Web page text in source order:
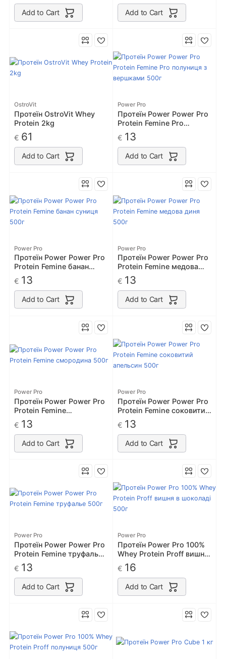
Add to Cart Add to Cart
OstroVit
Протеїн OstroVit Whey
Protein 2kg
€ 61
Add to Cart
Power Pro
Протеїн Power Power Pro
Protein Femine Pro
полуниця з вершками
500г
€ 13
Add to Cart
Power Pro
Протеїн Power Power Pro
Protein Femine банан
суниця 500г
€ 13
Add to Cart
Power Pro
Протеїн Power Power Pro
Protein Femine медова
диня 500г
€ 13
Add to Cart
Power Pro
Протеїн Power Power Pro
Protein Femine
смородина 500г
€ 13
Add to Cart
Power Pro
Протеїн Power Power Pro
Protein Femine соковитий
апельсин 500г
€ 13
Add to Cart
Power Pro
Протеїн Power Power Pro
Protein Femine труфалье
500г
€ 13
Add to Cart
Power Pro
Протеїн Power Pro 100%
Whey Protein Proff вишня
в шоколаді 500г
€ 16
Add to Cart